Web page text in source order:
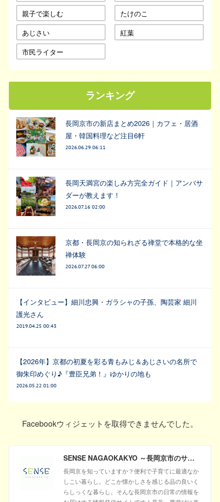
親子で楽しむ
たけのこ
あじさい
紅葉
市民ライター
ランキング
長岡京市の新店まとめ2026｜カフェ・居酒
屋・韓国料理など注目6軒
2026.06.29 06:11
長岡天満宮の楽しみ方完全ガイド｜アンバサ
ダーが教えます！
2026.07.16 02:00
京都・長岡京の知られざる禅堂で本格的な坐
禅体験
2026.07.27 06:00
【インタビュー】細川忠興・ガラシャの子孫、陶芸家 細川
護光さん
2019.04.25 00:43
【2026年】京都の初夏を彩る青もみじ＆あじさいの名所で
御朱印めぐり♪『豊臣兄弟！』ゆかりの地も
2026.05.22 01:00
Facebookウィジェットを取得できませんでした。
SENSE NAGAOKAKYO ～長岡京市のサブサイト～
長岡京を知っていますか？便利で子育てに最適なか
しこい暮らし。どこか懐かしさを感じる品の良いく
らしっくな暮らし。そんな長岡京市の日常の情報を